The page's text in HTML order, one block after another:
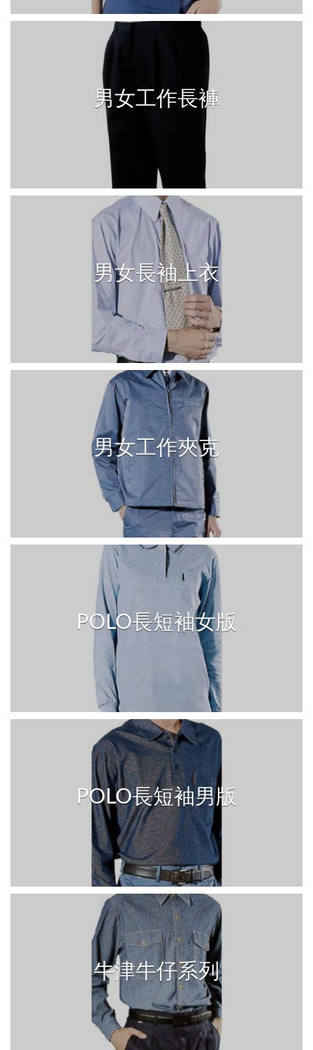
男女工作長褲
男女長袖上衣
男女工作夾克
POLO長短袖女版
POLO長短袖男版
牛津牛仔系列